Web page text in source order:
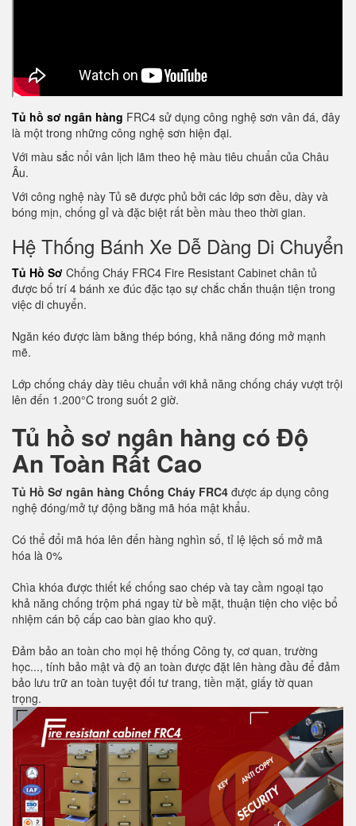
Tủ hồ sơ ngân hàng FRC4 sử dụng công nghệ sơn vân đá, đây
là một trong những công nghệ sơn hiện đại.
Với màu sắc nổi vân lịch lãm theo hệ màu tiêu chuẩn của Châu
Âu.
Với công nghệ này Tủ sẽ được phủ bởi các lớp sơn đều, dày và
bóng mịn, chống gỉ và đặc biệt rất bền màu theo thời gian.
Hệ Thống Bánh Xe Dễ Dàng Di Chuyển
Tủ Hồ Sơ Chống Cháy FRC4 Fire Resistant Cabinet chân tủ
được bố trí 4 bánh xe đúc đặc tạo sự chắc chắn thuận tiện trong
việc di chuyển.
Ngăn kéo được làm bằng thép bóng, khả năng đóng mở mạnh
mẽ.
Lớp chống cháy dày tiêu chuẩn với khả năng chống cháy vượt trội
lên đến 1.200°C trong suốt 2 giờ.
Tủ hồ sơ ngân hàng có Độ
An Toàn Rất Cao
Tủ Hồ Sơ ngân hàng Chống Cháy FRC4 được áp dụng công
nghệ đóng/mở tự động bằng mã hóa mật khẩu.
Có thể đổi mã hóa lên đến hàng nghìn số, tỉ lệ lệch số mở mã
hóa là 0%
Chìa khóa được thiết kế chống sao chép và tay cầm ngoại tạo
khả năng chống trộm phá ngay từ bề mặt, thuận tiện cho việc bổ
nhiệm cán bộ cấp cao bàn giao kho quỹ.
Đảm bảo an toàn cho mọi hệ thống Công ty, cơ quan, trường
học..., tính bảo mật và độ an toàn được đặt lên hàng đầu để đảm
bảo lưu trữ an toàn tuyệt đối tư trang, tiền mặt, giấy tờ quan
trọng.